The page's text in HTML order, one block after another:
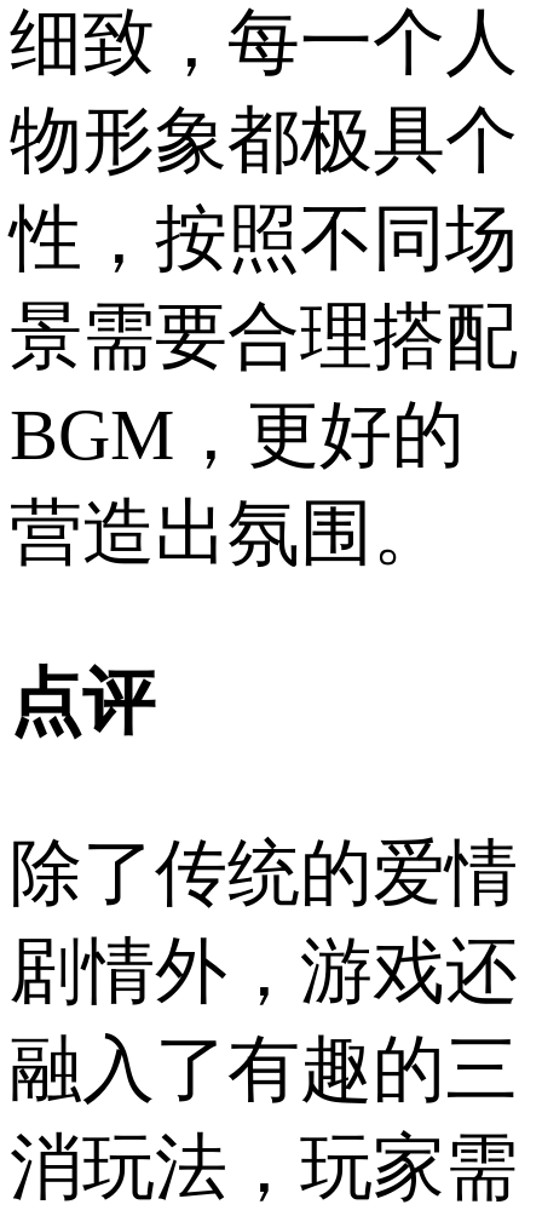
细致，每一个人
物形象都极具个
性，按照不同场
景需要合理搭配
BGM，更好的
营造出氛围。
点评
除了传统的爱情
剧情外，游戏还
融入了有趣的三
消玩法，玩家需